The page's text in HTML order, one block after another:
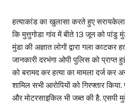
हत्याकांड का खुलासा करते हुए
कि मुत्तुगोडा गांव में बीते 13 जून को पांडु
मुंडा की अज्ञात लोगों द्वारा गला काटकर
जानकारी दरभंगा ओपी पुलिस को प्राप्त
को बरामद कर हत्या का मामला दर्ज कर
शामिल सभी आरोपियों को गिरफ्तार
और मोटरसाइकिल भी जब्त की है. एसपी